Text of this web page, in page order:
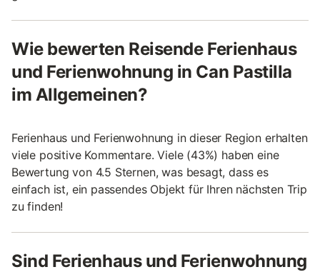
Wie bewerten Reisende Ferienhaus
und Ferienwohnung in Can Pastilla
im Allgemeinen?
Ferienhaus und Ferienwohnung in dieser Region erhalten
viele positive Kommentare. Viele (43%) haben eine
Bewertung von 4.5 Sternen, was besagt, dass es
einfach ist, ein passendes Objekt für Ihren nächsten Trip
zu finden!
Sind Ferienhaus und Ferienwohnung